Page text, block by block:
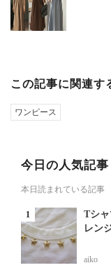
この記事に関連す
ワンピース
今日の人気記事
本日読まれている記事
Tシ
レン
aiko